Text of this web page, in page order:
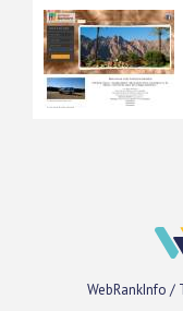
WebRankInfo /